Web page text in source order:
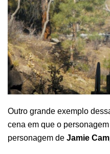
Outro grande exemplo
cena em que o
personagem de Jamie